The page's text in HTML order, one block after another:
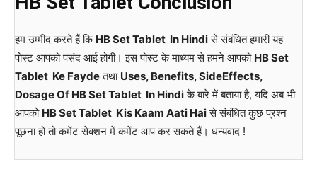
हम उम्मीद करते हैं कि HB Set Tablet In Hindiसे संबंधित हमारी यह
पोस्ट आपको पसंद आई होगी। इस पोस्ट के माध्यम से हमने आपको HB Set
Tablet Ke Faydeतथा Uses, Benefits, SideEffects,
Dosage Of HB Set Tablet In Hindiके बारे में बताया है, यदि अब भी
आपको HB Set Tablet Kis Kaam Aati Haiसे संबंधित कुछ प्रश्न
पूछना हो तो कमेंट सेक्शन में कमेंट आप कर सकते हैं। धन्यवाद !